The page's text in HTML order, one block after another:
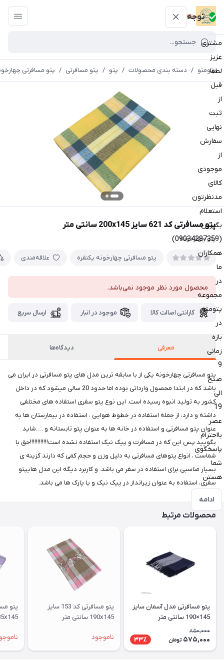
توجه
مشتری
عزیز
لطفا
قبل
از
ثبت
نهایی
سفارش
از
موجودی
کالای
مدنظرتون
استعلام
بگیرین
(09034287359)
همکاران
ما
در
مجموعه
پتومتو
در
بازه
زمانی
9
صبح
الی
19
عصر
بااحترام
پاسخگوی
شما
هستن
ادامه
پتومتو
پتومتو / دسته بندی محصولات / پتو / پتو مسافرتی / پتو مسافرتی
پتو مسافرتی کد 621 سایز 200x145 سانتی متر
پتو چهارخونه
پتو مسافرتی چهارخونه یکنفره علاقه‌مندی
محصول مورد نظر موجود نمی‌باشد.
گارانتی اصالت کالا موجود در انبار ارسال سریع
معرفی دیدگاه‌ها
پتو مسافرتی چهارخونه یکی از با سابقه ترین مدل های پتو مسافرتی در ایران می
باشد که در ابتدا محصول وارداتی بوده اما حدود 20 سالی میشود که در داخل
کشور به تولید انبوه رسیده است. این نوع پتو سفری استفاده های مختلفی
داشته و دارد، از جمله استفاده در خطوط هوایی ، استفاده در بیمارستان ها به
عنوان پتو مسافرتی و استفاده در خانه ها به عنوان پتو تابستانه و ….شاید
بگویید پس این که در مسافرت و پیک نیک استفاده نشده است!!!!!!!!!!!!حق با
شماست ، انواع پتوهای مسافرتی به دلیل وزن و حجم کمی که دارند گزینه ی
بسیار مناسبی برای استفاده در سفر می باشد. و کاربرد دیگه این مدل هایپتو
سفری، استفاده به عنوان زیرانداز در پیک نیک و یا پارک ها می باشد.
محصولات مرتبط
پتو مسافرتی مدل آسمان سایز
145×190 سانتی متر
850,000
575,000 تومان 33٪
پتو مسافرتی کد 153 سایز
190x145 سانتی متر
ناموجود
185x145 سانتی متر